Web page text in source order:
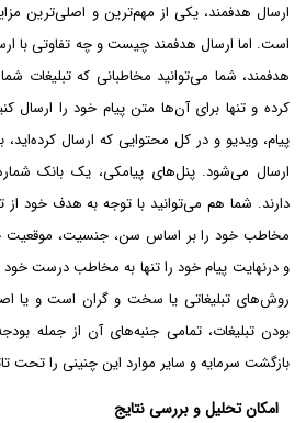
ارسال هدفمند، یکی از مهم‌ترین و اصلی‌ترین
است. اما ارسال هدفمند چیست و چه تفاوتی با
هدفمند، شما می‌توانید مخاطبانی که تبلیغات
کرده و تنها برای آن‌ها متن پیام خود را ارسال
پیام، ویدیو و در کل محتوایی که ارسال
ارسال می‌شود. پنل‌های پیامکی، یک بانک
دارند. شما هم می‌توانید با توجه به هدف خود از
مخاطب خود را بر اساس سن، جنسیت، موقعیت
و در‌نهایت پیام خود را تنها به مخاطب درست خود
روش‌های تبلیغاتی یا سخت و گران است و یا
بودن تبلیغات، تمامی جنبه‌های آن از جمله
بازگشت سرمایه و سایر موارد این چنینی را تحت
امکان تحلیل و بررسی نتایج